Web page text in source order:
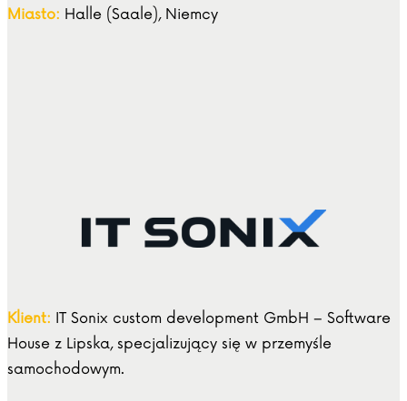
Miasto: Halle (Saale), Niemcy
Klient: IT Sonix custom development GmbH – Software
House z Lipska, specjalizujący się w przemyśle
samochodowym.